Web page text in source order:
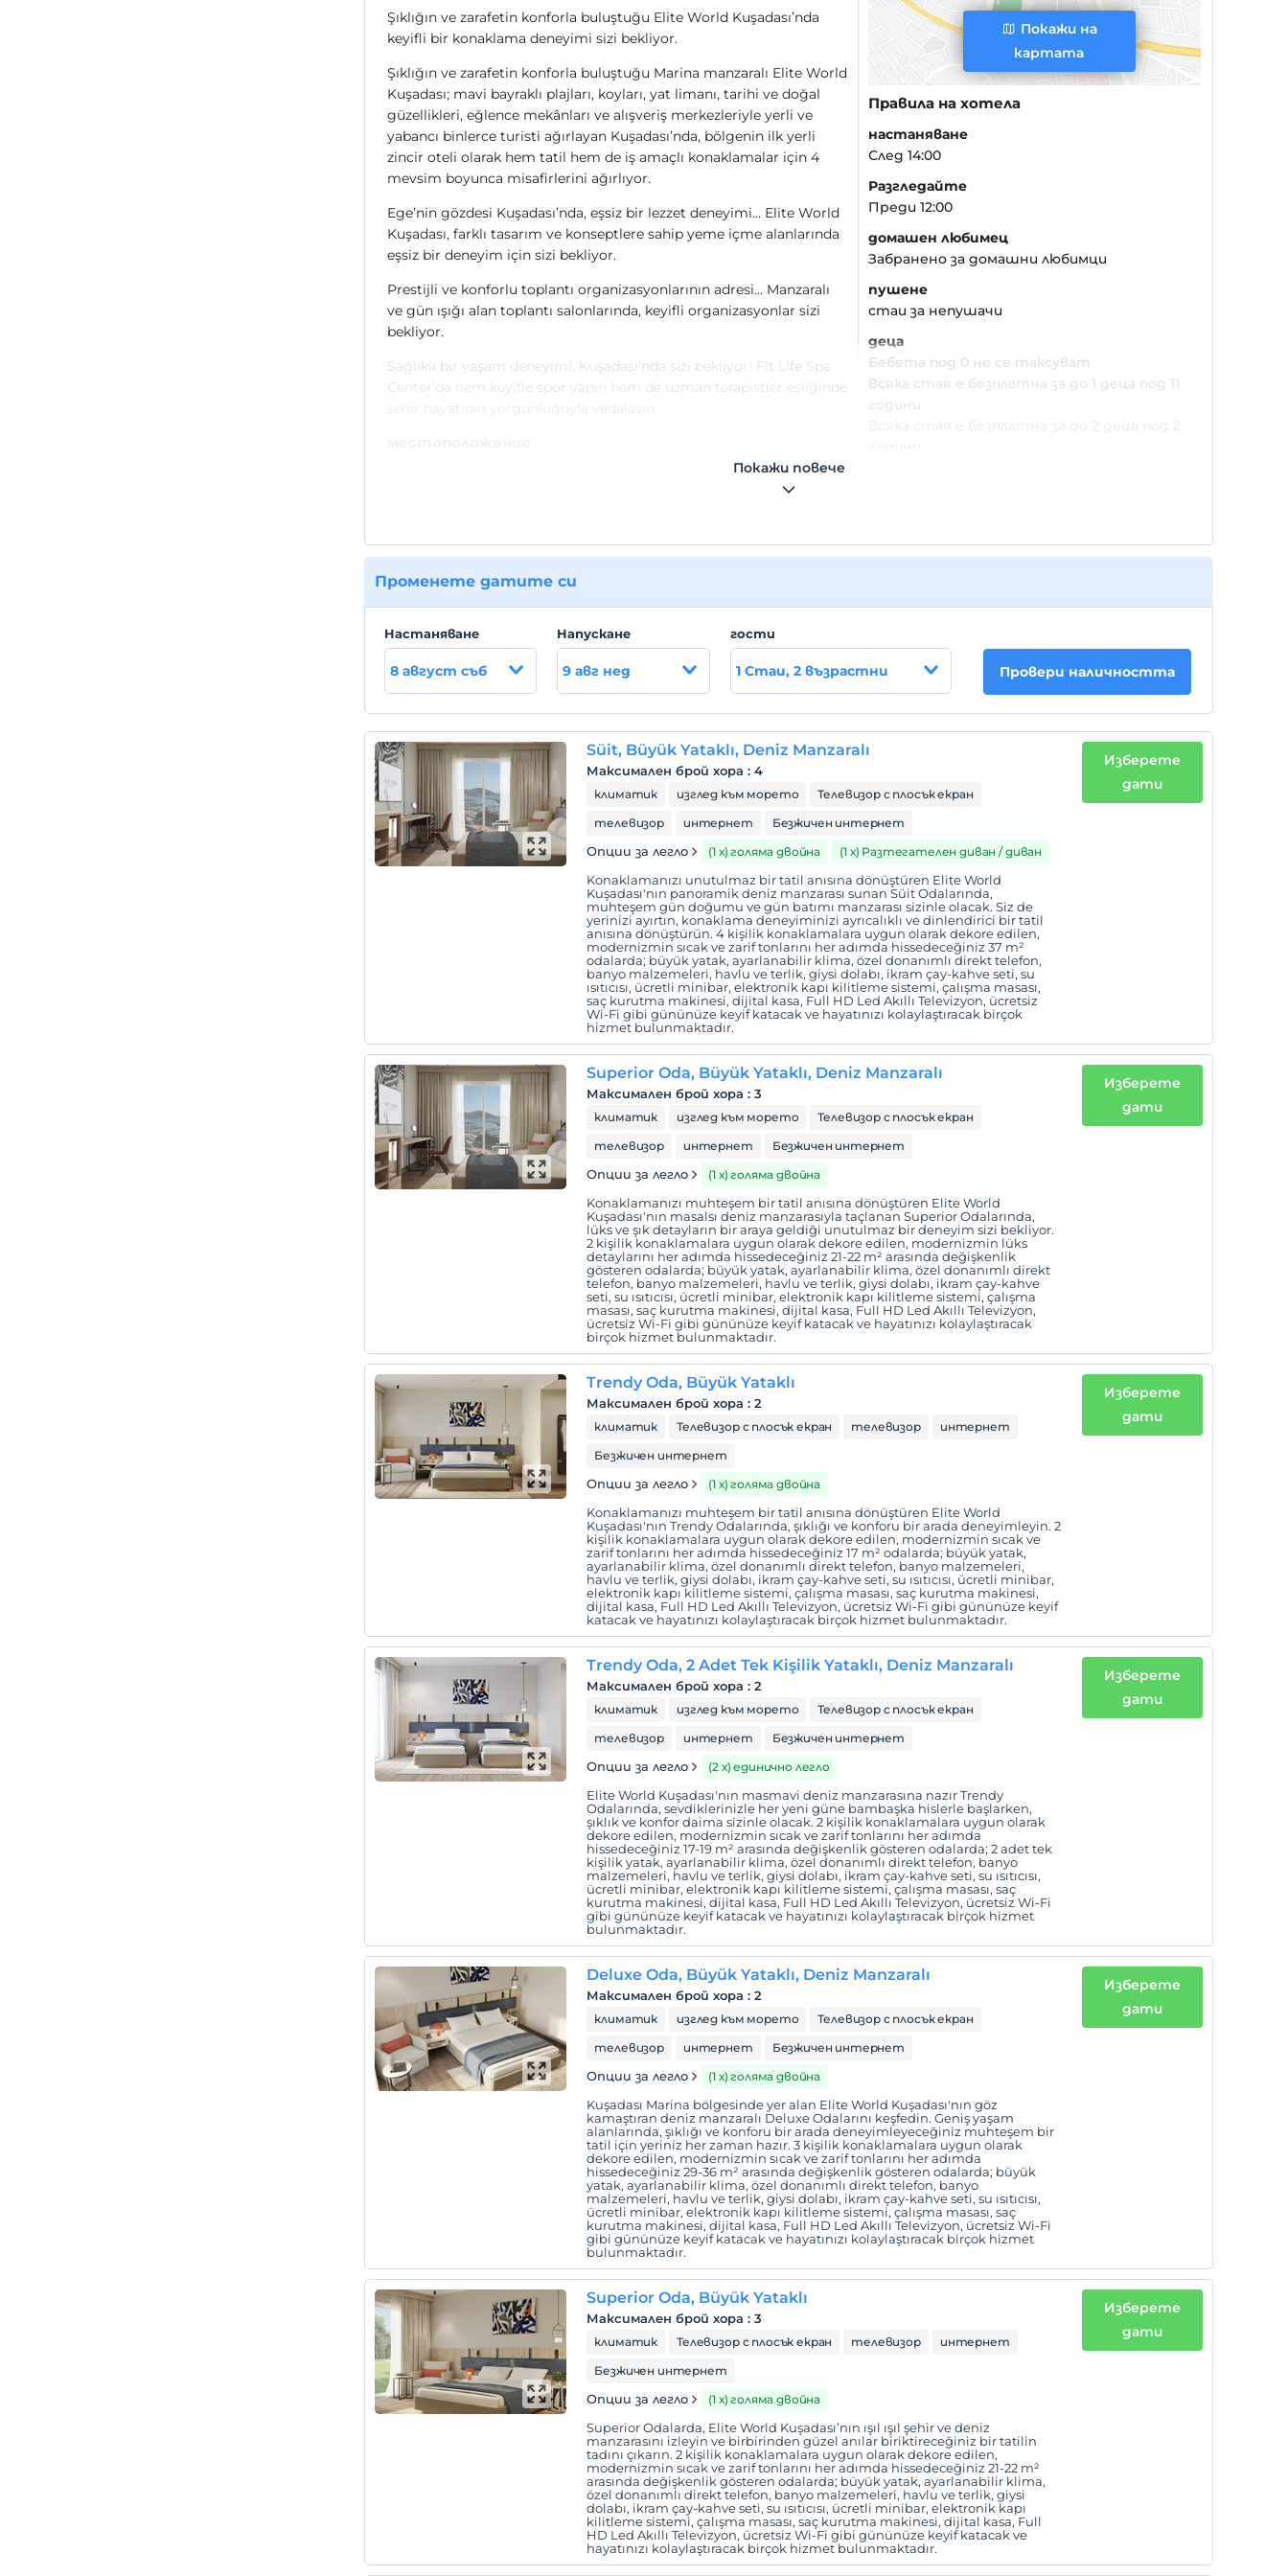
Şıklığın ve zarafetin konforla buluştuğu Elite World Kuşadası’nda
keyifli bir konaklama deneyimi sizi bekliyor.
Şıklığın ve zarafetin konforla buluştuğu Marina manzaralı Elite World
Kuşadası; mavi bayraklı plajları, koyları, yat limanı, tarihi ve doğal
güzellikleri, eğlence mekânları ve alışveriş merkezleriyle yerli ve
yabancı binlerce turisti ağırlayan Kuşadası’nda, bölgenin ilk yerli
zincir oteli olarak hem tatil hem de iş amaçlı konaklamalar için 4
mevsim boyunca misafirlerini ağırlıyor.
Ege’nin gözdesi Kuşadası’nda, eşsiz bir lezzet deneyimi… Elite World
Kuşadası, farklı tasarım ve konseptlere sahip yeme içme alanlarında
eşsiz bir deneyim için sizi bekliyor.
Prestijli ve konforlu toplantı organizasyonlarının adresi... Manzaralı
ve gün ışığı alan toplantı salonlarında, keyifli organizasyonlar sizi
bekliyor.
Sağlıklı bir yaşam deneyimi, Kuşadası’nda sizi bekliyor! Fit Life Spa
Center’da hem keyifle spor yapın hem de uzman terapistler eşliğinde
Kuşadası merkezine 800 metre, Kuşadası Otobüs Terminali'ne 2 km,
Adnan Menderes Havaalanına 65,8 km, uzaklıkta bulunmaktadır.
Üctesiz plaj girişi imkanı mevcuttur.
Покажи на
картата
Правила на хотела
настаняване
След 14:00
Разгледайте
Преди 12:00
домашен любимец
Забранено за домашни любимци
пушене
стаи за непушачи
деца
Бебета под 0 не се таксуват
Всяка стая е безплатна за до 1 деца под 11
Покажи повече
Променете датите си
Hастаняване
8 август съб
Hапускане
9 авг нед
гости
1 Стаи, 2 възрастни Провери наличността
Süit, Büyük Yataklı, Deniz Manzaralı
Максимален брой хора :4
климатик изглед към морето
Телевизор с плосък екран
телевизор
интернет Безжичен интернет
Опции за легло (1 х) голяма двойна (1 х) Разтегателен диван / диван
Konaklamanızı unutulmaz bir tatil anısına dönüştüren Elite World
Kuşadası'nın panoramik deniz manzarası sunan Süit Odalarında,
muhteşem gün doğumu ve gün batımı manzarası sizinle olacak. Siz de
yerinizi ayırtın, konaklama deneyiminizi ayrıcalıklı ve dinlendirici bir tatil
anısına dönüştürün. 4 kişilik konaklamalara uygun olarak dekore edilen,
modernizmin sıcak ve zarif tonlarını her adımda hissedeceğiniz 37 m²
odalarda; büyük yatak, ayarlanabilir klima, özel donanımlı direkt telefon,
banyo malzemeleri, havlu ve terlik, giysi dolabı, ikram çay-kahve seti, su
ısıtıcısı, ücretli minibar, elektronik kapı kilitleme sistemi, çalışma masası,
saç kurutma makinesi, dijital kasa, Full HD Led Akıllı Televizyon, ücretsiz
Wi-Fi gibi gününüze keyif katacak ve hayatınızı kolaylaştıracak birçok
hizmet bulunmaktadır.
Изберете
дати
Superior Oda, Büyük Yataklı, Deniz Manzaralı
Максимален брой хора :3
климатик изглед към морето
Телевизор с плосък екран
телевизор
интернет Безжичен интернет
Опции за легло (1 х) голяма двойна
Konaklamanızı muhteşem bir tatil anısına dönüştüren Elite World
Kuşadası'nın masalsı deniz manzarasıyla taçlanan Superior Odalarında,
lüks ve şık detayların bir araya geldiği unutulmaz bir deneyim sizi bekliyor.
2 kişilik konaklamalara uygun olarak dekore edilen, modernizmin lüks
detaylarını her adımda hissedeceğiniz 21-22 m² arasında değişkenlik
gösteren odalarda; büyük yatak, ayarlanabilir klima, özel donanımlı direkt
telefon, banyo malzemeleri, havlu ve terlik, giysi dolabı, ikram çay-kahve
seti, su ısıtıcısı, ücretli minibar, elektronik kapı kilitleme sistemi, çalışma
masası, saç kurutma makinesi, dijital kasa, Full HD Led Akıllı Televizyon,
ücretsiz Wi-Fi gibi gününüze keyif katacak ve hayatınızı kolaylaştıracak
birçok hizmet bulunmaktadır.
Изберете
дати
Trendy Oda, Büyük Yataklı
Максимален брой хора :2
климатик Телевизор с плосък екран телевизор
интернет
Безжичен интернет
Опции за легло (1 х) голяма двойна
Konaklamanızı muhteşem bir tatil anısına dönüştüren Elite World
Kuşadası'nın Trendy Odalarında, şıklığı ve konforu bir arada deneyimleyin. 2
kişilik konaklamalara uygun olarak dekore edilen, modernizmin sıcak ve
zarif tonlarını her adımda hissedeceğiniz 17 m² odalarda; büyük yatak,
ayarlanabilir klima, özel donanımlı direkt telefon, banyo malzemeleri,
havlu ve terlik, giysi dolabı, ikram çay-kahve seti, su ısıtıcısı, ücretli minibar,
elektronik kapı kilitleme sistemi, çalışma masası, saç kurutma makinesi,
dijital kasa, Full HD Led Akıllı Televizyon, ücretsiz Wi-Fi gibi gününüze keyif
katacak ve hayatınızı kolaylaştıracak birçok hizmet bulunmaktadır.
Изберете
дати
Trendy Oda, 2 Adet Tek Kişilik Yataklı, Deniz Manzaralı
Максимален брой хора :2
климатик изглед към морето
Телевизор с плосък екран
телевизор
интернет Безжичен интернет
Опции за легло (2 х) единично легло
Elite World Kuşadası'nın masmavi deniz manzarasına nazır Trendy
Odalarında, sevdiklerinizle her yeni güne bambaşka hislerle başlarken,
şıklık ve konfor daima sizinle olacak. 2 kişilik konaklamalara uygun olarak
dekore edilen, modernizmin sıcak ve zarif tonlarını her adımda
hissedeceğiniz 17-19 m² arasında değişkenlik gösteren odalarda; 2 adet tek
kişilik yatak, ayarlanabilir klima, özel donanımlı direkt telefon, banyo
malzemeleri, havlu ve terlik, giysi dolabı, ikram çay-kahve seti, su ısıtıcısı,
ücretli minibar, elektronik kapı kilitleme sistemi, çalışma masası, saç
kurutma makinesi, dijital kasa, Full HD Led Akıllı Televizyon, ücretsiz Wi-Fi
gibi gününüze keyif katacak ve hayatınızı kolaylaştıracak birçok hizmet
bulunmaktadır.
Изберете
дати
Deluxe Oda, Büyük Yataklı, Deniz Manzaralı
Максимален брой хора :2
климатик изглед към морето
Телевизор с плосък екран
телевизор
интернет Безжичен интернет
Опции за легло (1 х) голяма двойна
Kuşadası Marina bölgesinde yer alan Elite World Kuşadası'nın göz
kamaştıran deniz manzaralı Deluxe Odalarını keşfedin. Geniş yaşam
alanlarında, şıklığı ve konforu bir arada deneyimleyeceğiniz muhteşem bir
tatil için yeriniz her zaman hazır. 3 kişilik konaklamalara uygun olarak
dekore edilen, modernizmin sıcak ve zarif tonlarını her adımda
hissedeceğiniz 29-36 m² arasında değişkenlik gösteren odalarda; büyük
yatak, ayarlanabilir klima, özel donanımlı direkt telefon, banyo
malzemeleri, havlu ve terlik, giysi dolabı, ikram çay-kahve seti, su ısıtıcısı,
ücretli minibar, elektronik kapı kilitleme sistemi, çalışma masası, saç
kurutma makinesi, dijital kasa, Full HD Led Akıllı Televizyon, ücretsiz Wi-Fi
gibi gününüze keyif katacak ve hayatınızı kolaylaştıracak birçok hizmet
bulunmaktadır.
Изберете
дати
Superior Oda, Büyük Yataklı
Максимален брой хора :3
климатик Телевизор с плосък екран телевизор
интернет
Безжичен интернет
Опции за легло (1 х) голяма двойна
Superior Odalarda, Elite World Kuşadası’nın ışıl ışıl şehir ve deniz
manzarasını izleyin ve birbirinden güzel anılar biriktireceğiniz bir tatilin
tadını çıkarın. 2 kişilik konaklamalara uygun olarak dekore edilen,
modernizmin sıcak ve zarif tonlarını her adımda hissedeceğiniz 21-22 m²
arasında değişkenlik gösteren odalarda; büyük yatak, ayarlanabilir klima,
özel donanımlı direkt telefon, banyo malzemeleri, havlu ve terlik, giysi
dolabı, ikram çay-kahve seti, su ısıtıcısı, ücretli minibar, elektronik kapı
kilitleme sistemi, çalışma masası, saç kurutma makinesi, dijital kasa, Full
HD Led Akıllı Televizyon, ücretsiz Wi-Fi gibi gününüze keyif katacak ve
hayatınızı kolaylaştıracak birçok hizmet bulunmaktadır.
Изберете
дати